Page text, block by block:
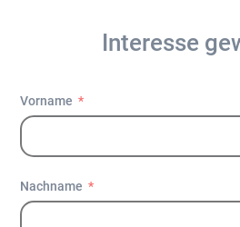
Interesse
Vorname
Nachname